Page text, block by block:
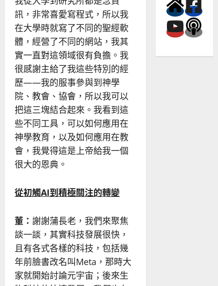
訊，非常喜愛寫程式，所以我
在大學時就寫了不同的聖經軟
體，經營了不同的網站，我其
實一直對這領域很有負擔。我
很感謝主給了我這些特別的經
歷——我的服事參與到神學
院、教會、協會，所以我可以
把這三塊結合起來。我看到這
些不同工具，可以如何應用在
神學教育，以及如何應用在教
會，我覺得這是上帝給我一個
很大的恩典。
從初觸AI到積極關注的轉變
董： 謝謝蒲長老，我們來聚焦
談一談，其實科技發展很快，
且有各式各樣的科技，包括幾
年前臉書改名叫Meta，那時大
家就開始討論元宇宙；後來生